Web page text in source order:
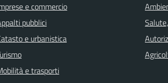
e commercio
pubblici
e urbanistica
e trasporti